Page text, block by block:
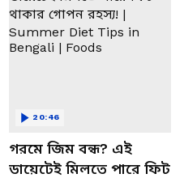
গরমে জিম বন্ধ? এই
ডায়েটেই মিলতে পারে ফিট
20:46